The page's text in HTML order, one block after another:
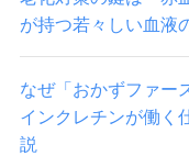
が持つ若々しい血液
なぜ「おかずファー
インクレチンが働く
説